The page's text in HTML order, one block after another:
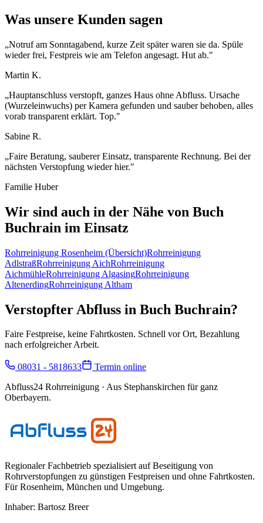
Was unsere Kunden sagen
„Notruf am Sonntagabend, kurze Zeit später waren sie da. Spüle
wieder frei, Festpreis wie am Telefon angesagt. Hut ab."
Martin K.
„Hauptanschluss verstopft, ganzes Haus ohne Abfluss. Ursache
(Wurzeleinwuchs) per Kamera gefunden und sauber behoben, alles
vorab transparent erklärt. Top."
Sabine R.
„Faire Beratung, sauberer Einsatz, transparente Rechnung. Bei der
nächsten Verstopfung wieder hier."
Familie Huber
Wir sind auch in der Nähe von Buch
Buchrain im Einsatz
Rohrreinigung Rosenheim (Übersicht)Rohrreinigung
AdlstraßRohrreinigung AichRohrreinigung
AichmühleRohrreinigung AlgasingRohrreinigung
AltenerdingRohrreinigung Altham
Verstopfter Abfluss in Buch Buchrain?
Faire Festpreise, keine Fahrtkosten. Schnell vor Ort, Bezahlung
nach erfolgreicher Arbeit.
08031 - 5818633
Termin online
Abfluss24 Rohrreinigung · Aus Stephanskirchen für ganz
Oberbayern.
Regionaler Fachbetrieb spezialisiert auf Beseitigung von
Rohrverstopfungen zu günstigen Festpreisen und ohne Fahrtkosten.
FürRosenheim, München und Umgebung.
Inhaber: Bartosz Breer